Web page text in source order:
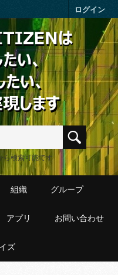
ログイン
ら検索可能です
組織 グループ
アプリ お問い合わせ
ズ